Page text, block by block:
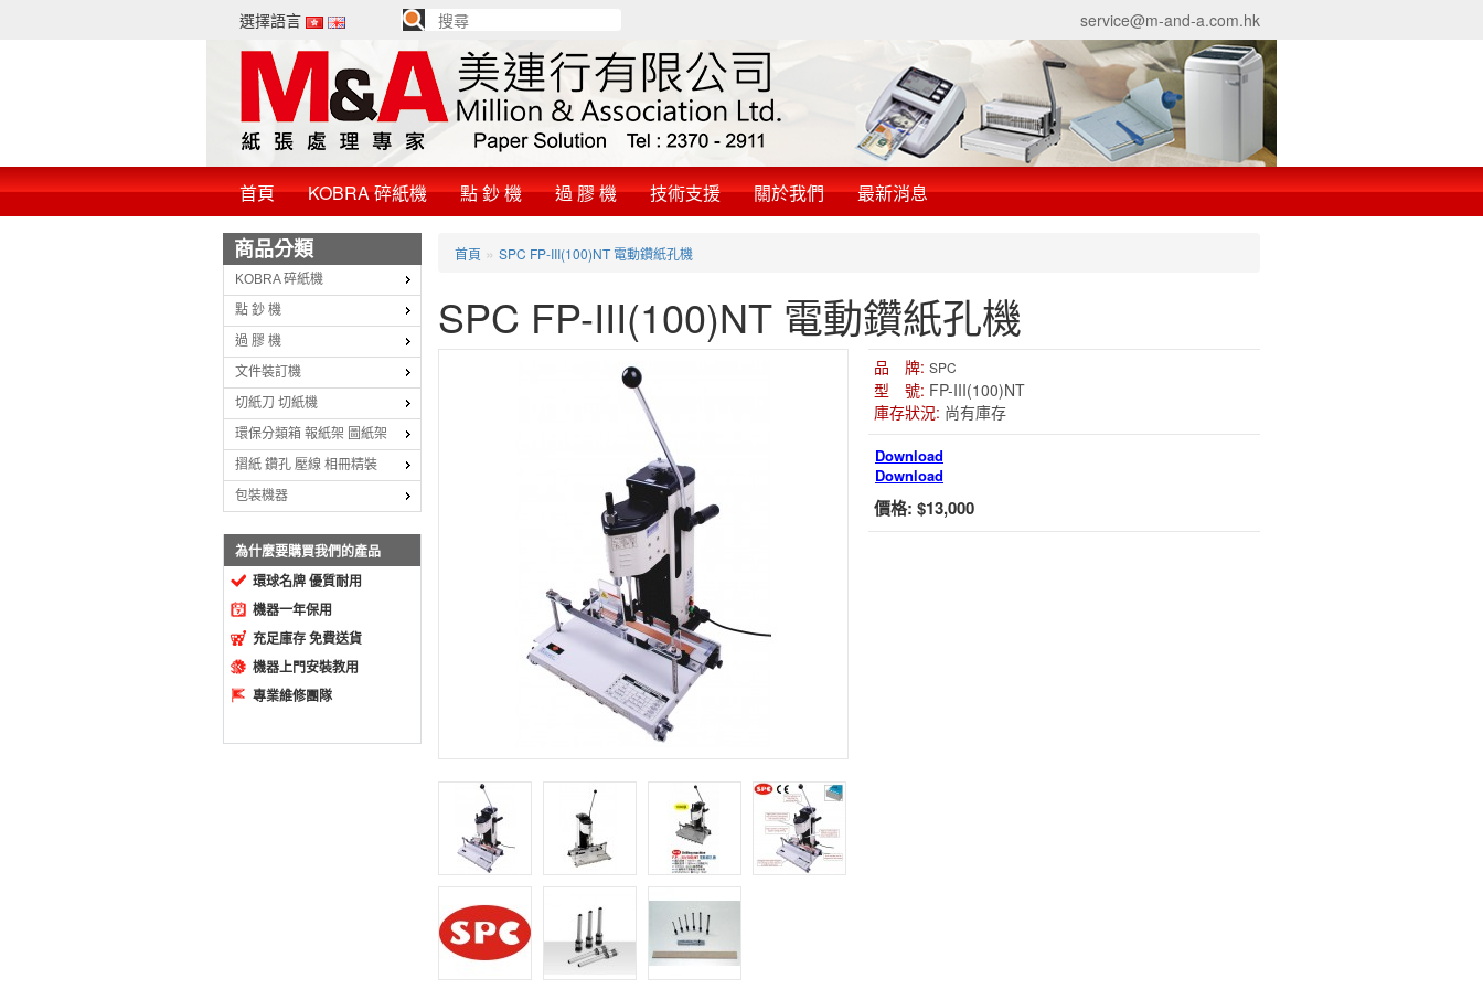
選擇語言 service@m-and-a.com.hk
首頁 KOBRA 碎紙機 點 鈔 機 過 膠 機 技術支援 關於我們 最新消息
商品分類
KOBRA 碎紙機
點 鈔 機
過 膠 機
文件裝訂機
切紙刀 切紙機
環保分類箱 報紙架 圖紙架
摺紙 鑽孔 壓線 相冊精裝
包裝機器
為什麼要購買我們的產品
環球名牌 優質耐用
機器一年保用
充足庫存 免費送貨
機器上門安裝教用
專業維修團隊
首頁 » SPC FP-III(100)NT 電動鑽紙孔機
SPC FP-III(100)NT 電動鑽紙孔機
品 牌: SPC
型 號: FP-III(100)NT
庫存狀況: 尚有庫存
Download
Download
價格: $13,000